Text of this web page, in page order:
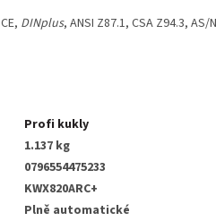
CE, DINplus, ANSI Z87.1, CSA Z94.3, AS/
Profi kukly
1.137 kg
0796554475233
KWX820ARC+
Plně automatické